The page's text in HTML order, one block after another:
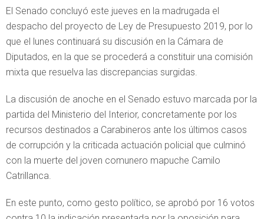
El Senado concluyó este jueves en la madrugada el
despacho del proyecto de Ley de Presupuesto 2019, por lo
que el lunes continuará su discusión en la Cámara de
Diputados, en la que se procederá a constituir una comisión
mixta que resuelva las discrepancias surgidas.
La discusión de anoche en el Senado estuvo marcada por la
partida del Ministerio del Interior, concretamente por los
recursos destinados a Carabineros ante los últimos casos
de corrupción y la criticada actuación policial que culminó
con la muerte del joven comunero mapuche Camilo
Catrillanca.
En este punto, como gesto político, se aprobó por 16 votos